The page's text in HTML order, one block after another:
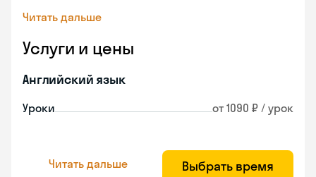
Читать дальше
Услуги и цены
Английский язык
Уроки от 1090 ₽ / урок
Читать дальше Выбрать время